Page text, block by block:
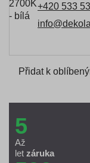
+420 533
Přidat k
5
Až
let záruka